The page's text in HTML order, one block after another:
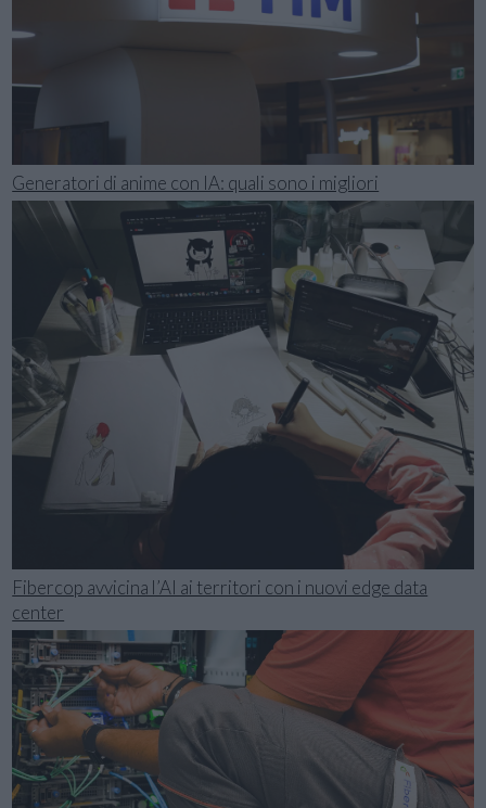
Generatori di anime con IA: quali sono i migliori
Fibercop avvicina l’AI ai territori con i nuovi edge data
center